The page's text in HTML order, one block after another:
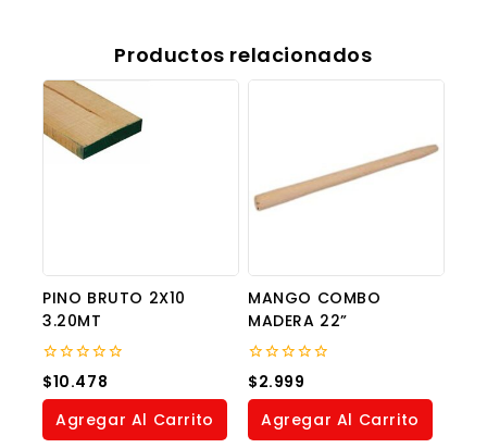
Productos relacionados
PINO BRUTO 2X10
3.20MT
0
out
of
$10.478
Agregar Al Carrito
MANGO COMBO
MADERA 22”
0
out
of
$2.999
Agregar Al Carrito